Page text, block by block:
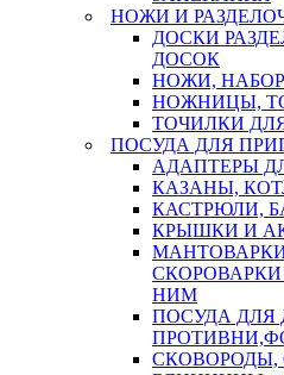
НОЖИ И
ДОСКИ
ДОСОК
НОЖИ,
НОЖНИЦЫ,
ТОЧИЛКИ
ПОСУДА ДЛЯ
АДАПТЕРЫ
КАЗАНЫ,
КАСТРЮЛИ,
КРЫШКИ И
НИМ
ПОСУДА ДЛЯ
СКОВОРОДЫ,